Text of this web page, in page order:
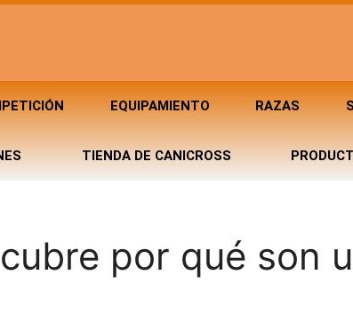
EQUIPAMIENTO RAZAS
TIENDA DE CANICROSS
por qué son